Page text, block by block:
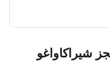
شيراكاواغو